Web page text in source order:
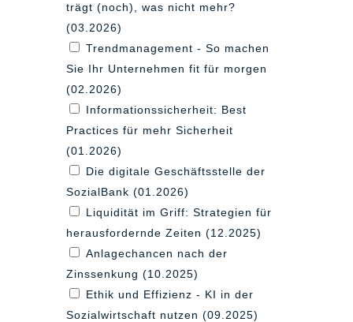
trägt (noch), was nicht mehr?
(03.2026)
Trendmanagement - So machen
Sie Ihr Unternehmen fit für morgen
(02.2026)
Informationssicherheit: Best
Practices für mehr Sicherheit
(01.2026)
Die digitale Geschäftsstelle der
SozialBank (01.2026)
Liquidität im Griff: Strategien für
herausfordernde Zeiten (12.2025)
Anlagechancen nach der
Zinssenkung (10.2025)
Ethik und Effizienz - KI in der
Sozialwirtschaft nutzen (09.2025)